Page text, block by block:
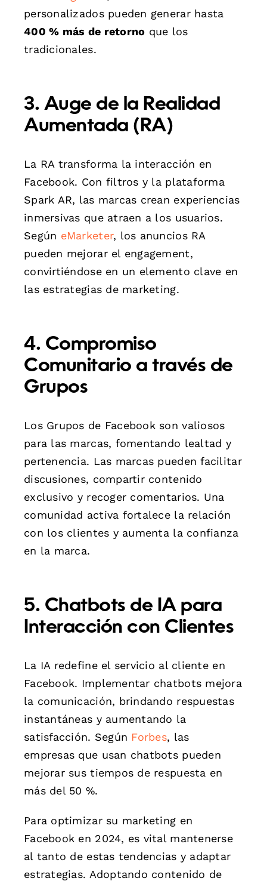
personalizados pueden generar hasta
400 % más de retorno que los
tradicionales.
3. Auge de la Realidad
Aumentada (RA)
La RA transforma la interacción en
Facebook. Con filtros y la plataforma
Spark AR, las marcas crean experiencias
inmersivas que atraen a los usuarios.
Según eMarketer, los anuncios RA
pueden mejorar el engagement,
convirtiéndose en un elemento clave en
las estrategias de marketing.
4. Compromiso
Comunitario a través de
Grupos
Los Grupos de Facebook son valiosos
para las marcas, fomentando lealtad y
pertenencia. Las marcas pueden facilitar
discusiones, compartir contenido
exclusivo y recoger comentarios. Una
comunidad activa fortalece la relación
con los clientes y aumenta la confianza
en la marca.
5. Chatbots de IA para
Interacción con Clientes
La IA redefine el servicio al cliente en
Facebook. Implementar chatbots mejora
la comunicación, brindando respuestas
instantáneas y aumentando la
satisfacción. Según Forbes, las
empresas que usan chatbots pueden
mejorar sus tiempos de respuesta en
más del 50 %.
Para optimizar su marketing en
Facebook en 2024, es vital mantenerse
al tanto de estas tendencias y adaptar
estrategias. Adoptando contenido de